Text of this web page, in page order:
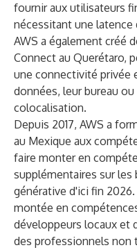
fournir aux utilisateurs
nécessitant une latence
AWS a également créé
Connect au Querétaro,
une connectivité privée
données, leur bureau
colocalisation.
Depuis 2017, AWS a
au Mexique aux
faire monter en
supplémentaires sur les
générative d'ici fin
montée en
développeurs locaux et
des professionnels non